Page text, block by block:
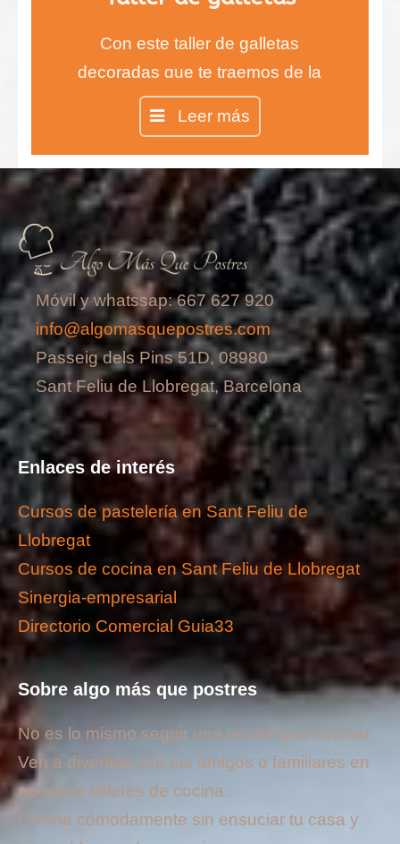
Con este taller de galletas
decoradas que te traemos de la
mano de la Chef Inés aprenderás
todas las técnicas para realizar las
galletas más ricas y divertidas.
Leer más
Móvil y whatssap: 667 627 920
info@algomasquepostres.com
Passeig dels Pins 51D, 08980
Sant Feliu de Llobregat, Barcelona
Enlaces de interés
Cursos de pastelería en Sant Feliu de
Llobregat
Cursos de cocina en Sant Feliu de Llobregat
Sinergia-empresarial
Directorio Comercial Guia33
Sobre algo más que postres
No es lo mismo seguir una receta que cocinar
Ven a divertirte con tus amigos o familiares en
nuestros talleres de cocina.
Cocina cómodamente sin ensuciar tu casa y